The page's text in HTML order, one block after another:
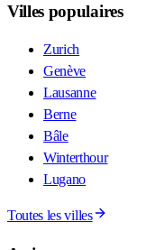
Villes populaires
Zurich
Genève
Lausanne
Berne
Bâle
Winterthour
Lugano
Toutes les villes